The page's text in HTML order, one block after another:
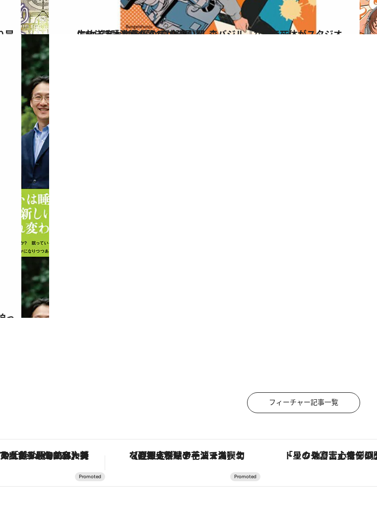
2024.7.7
生放送で大物俳優の死体発見!? 森バジル『なんで死体がスタジオに!?』話題沸騰の第1章全文公開
カルチャー
フィーチャー記事一覧
【銀座で出合う最旬美容】美髪ケアや上質な眠り…セルフケアのアップデートから、特別な名入れギフトまで。大人のための「ReFa GINZA」クルーズ 【夏限定ディナーコース】旬を迎える稚鮎や花ズッキーニなどをイタリア・トスカーナの郷土料理の手法で満喫！ 「星のや富士」でデジタルデトックス。冨士信仰の歴史